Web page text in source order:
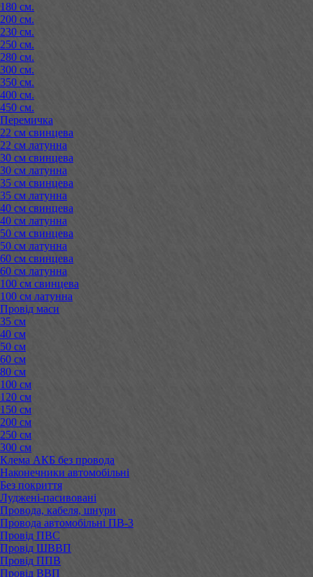
180 см.
200 см.
230 см.
250 см.
280 см.
300 см.
350 см.
400 см.
450 см.
Перемичка
22 см свинцева
22 см латунна
30 см свинцева
30 см латунна
35 см свинцева
35 см латунна
40 см свинцева
40 см латунна
50 см свинцева
50 см латунна
60 см свинцева
60 см латунна
100 см свинцева
100 см латунна
Провід маси
35 см
40 см
50 см
60 см
80 см
100 см
120 см
150 см
200 см
250 см
300 см
Клема АКБ без провода
Наконечники автомобільні
Без покриття
Луджені-пасивовані
Провода, кабеля, шнури
Провода автомобільні ПВ-3
Провід ПВС
Провід ШВВП
Провід ППВ
Провід ВВП